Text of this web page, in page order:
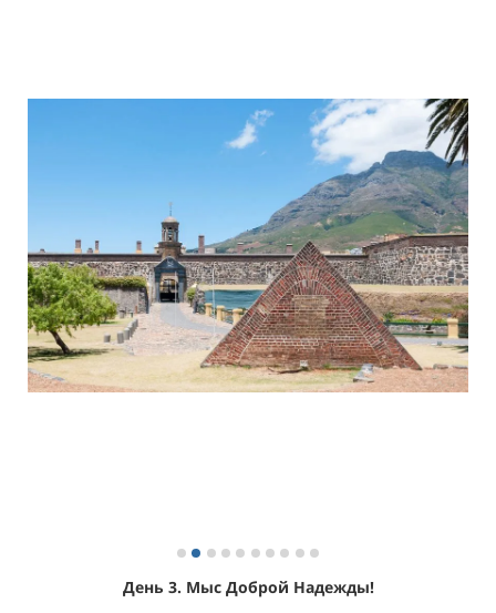
День 3. Мыс Доброй Надежды!